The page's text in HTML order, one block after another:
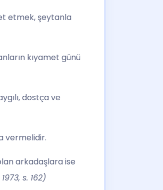
etmek, şeytanla
kıyamet günü
dostça ve
vermelidir.
arkadaşlara ise
s. 162)